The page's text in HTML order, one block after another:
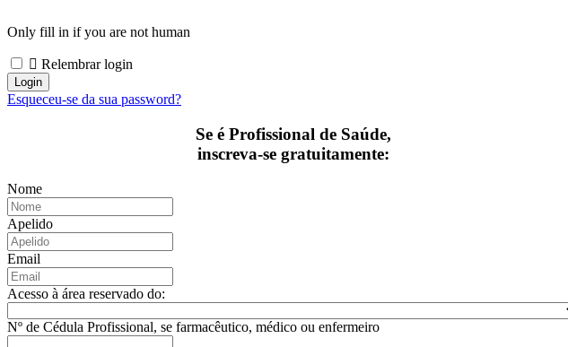
Only fill in if you are not human
Relembrar login
Esqueceu-se da sua password?
Se é Profissional de Saúde,
inscreva-se gratuitamente:
Nome
Apelido
Email
Acesso à área reservado do:
Nº de Cédula Profissional, se farmacêutico, médico ou enfermeiro